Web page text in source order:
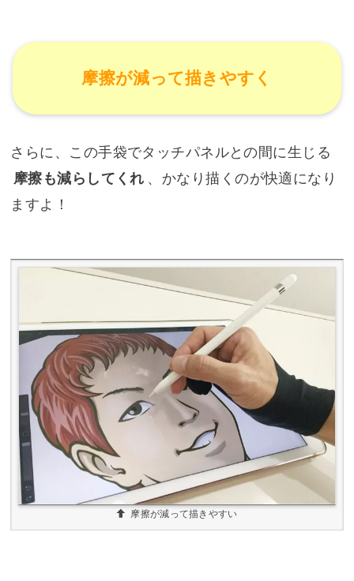
摩擦が減って描きやすく
さらに、この手袋でタッチパネルとの間に生じる
摩擦も減らしてくれ 、かなり描くのが快適になり
ますよ！
摩擦が減って描きやすい